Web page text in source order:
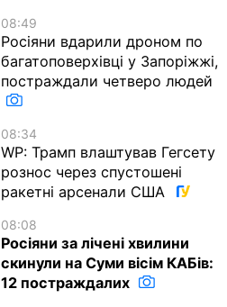
08:49
Росіяни вдарили дроном по
багатоповерхівці у Запоріжжі,
постраждали четверо людей
08:34
WP: Трамп влаштував Гегсету
рознос через спустошені
ракетні арсенали США
08:08
Росіяни за лічені хвилини
скинули на Суми вісім КАБів:
12 постраждалих